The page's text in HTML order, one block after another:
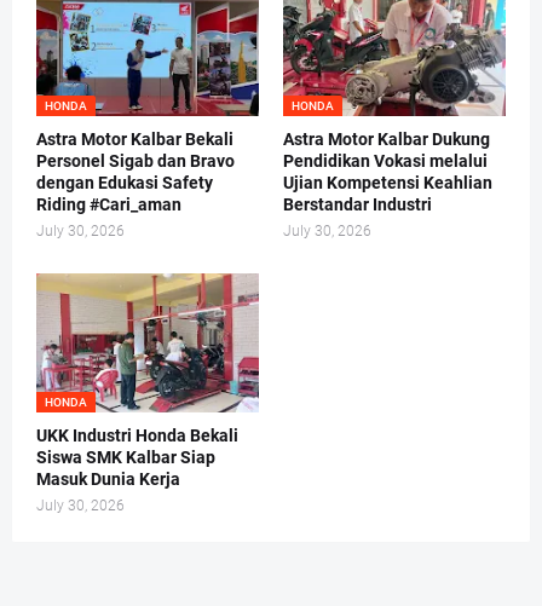
HONDA
Astra Motor Kalbar Bekali
Personel Sigab dan Bravo
dengan Edukasi Safety
Riding #Cari_aman
July 30, 2026
HONDA
Astra Motor Kalbar Dukung
Pendidikan Vokasi melalui
Ujian Kompetensi Keahlian
Berstandar Industri
July 30, 2026
HONDA
UKK Industri Honda Bekali
Siswa SMK Kalbar Siap
Masuk Dunia Kerja
July 30, 2026